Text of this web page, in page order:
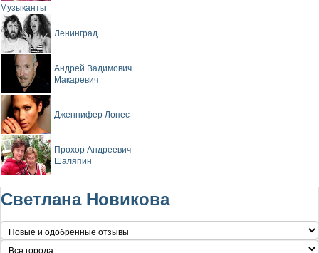
Музыканты
Ленинград
Андрей Вадимович
Макаревич
Дженнифер Лопес
Прохор Андреевич
Шаляпин
Светлана Новикова